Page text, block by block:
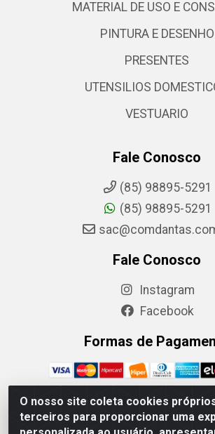
O nosso site coleta cookies
terceiros para proporcionar uma
MATERIAL DE USO E
PINTURA E DESENHO
PRESENTES
UTENSILIOS
VESTUARIO
Fale Conosco
(85) 98895-5291
(85) 98895-5291
Fale Conosco
Instagram
Facebook
Formas de
Rafael & Dantas LTDA - Rua Floriano